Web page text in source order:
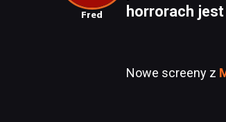
Fred
horrorach
Nowe screeny z